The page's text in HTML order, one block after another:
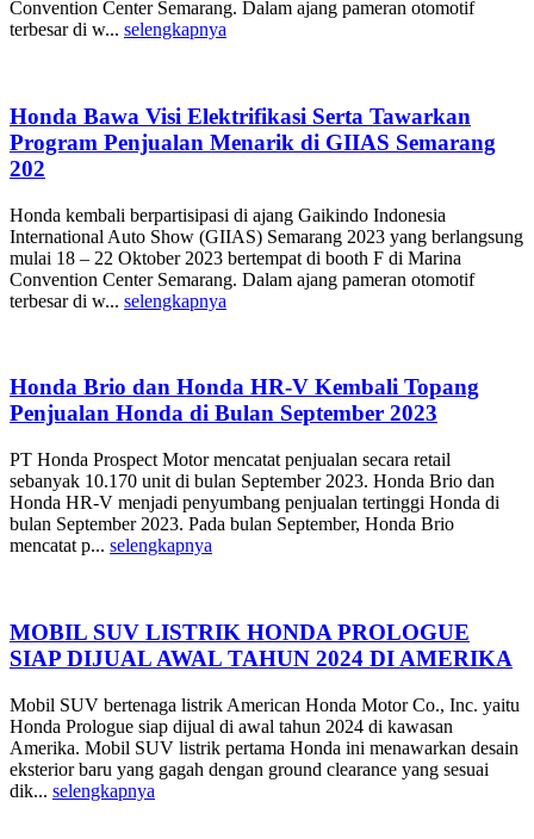
Convention Center Semarang. Dalam ajang pameran otomotif
terbesar di w... selengkapnya
Honda Bawa Visi Elektrifikasi Serta Tawarkan
Program Penjualan Menarik di GIIAS Semarang
202
Honda kembali berpartisipasi di ajang Gaikindo Indonesia
International Auto Show (GIIAS) Semarang 2023 yang berlangsung
mulai 18 – 22 Oktober 2023 bertempat di booth F di Marina
Convention Center Semarang. Dalam ajang pameran otomotif
terbesar di w... selengkapnya
Honda Brio dan Honda HR-V Kembali Topang
Penjualan Honda di Bulan September 2023
PT Honda Prospect Motor mencatat penjualan secara retail
sebanyak 10.170 unit di bulan September 2023. Honda Brio dan
Honda HR-V menjadi penyumbang penjualan tertinggi Honda di
bulan September 2023. Pada bulan September, Honda Brio
mencatat p... selengkapnya
MOBIL SUV LISTRIK HONDA PROLOGUE
SIAP DIJUAL AWAL TAHUN 2024 DI AMERIKA
Mobil SUV bertenaga listrik American Honda Motor Co., Inc. yaitu
Honda Prologue siap dijual di awal tahun 2024 di kawasan
Amerika. Mobil SUV listrik pertama Honda ini menawarkan desain
eksterior baru yang gagah dengan ground clearance yang sesuai
dik... selengkapnya